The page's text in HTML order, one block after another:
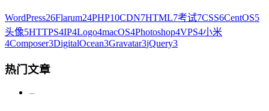
WordPress26Flarum24PHP10CDN7HTML7考试7CSS6CentOS5
头像5HTTPS4IP4Logo4macOS4Photoshop4VPS4小米
4Composer3DigitalOcean3Gravatar3jQuery3
热门文章